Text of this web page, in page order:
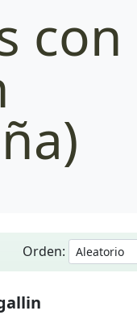
con
Orden: